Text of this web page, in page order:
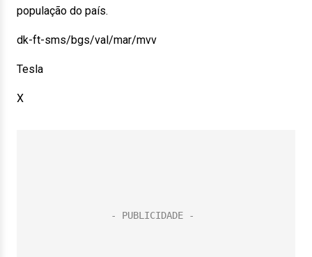
população do país.
dk-ft-sms/bgs/val/mar/mvv
Tesla
X